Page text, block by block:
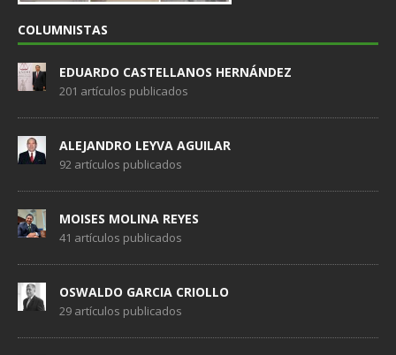
COLUMNISTAS
EDUARDO CASTELLANOS HERNÁNDEZ
201 artículos publicados
ALEJANDRO LEYVA AGUILAR
92 artículos publicados
MOISES MOLINA REYES
41 artículos publicados
OSWALDO GARCIA CRIOLLO
29 artículos publicados